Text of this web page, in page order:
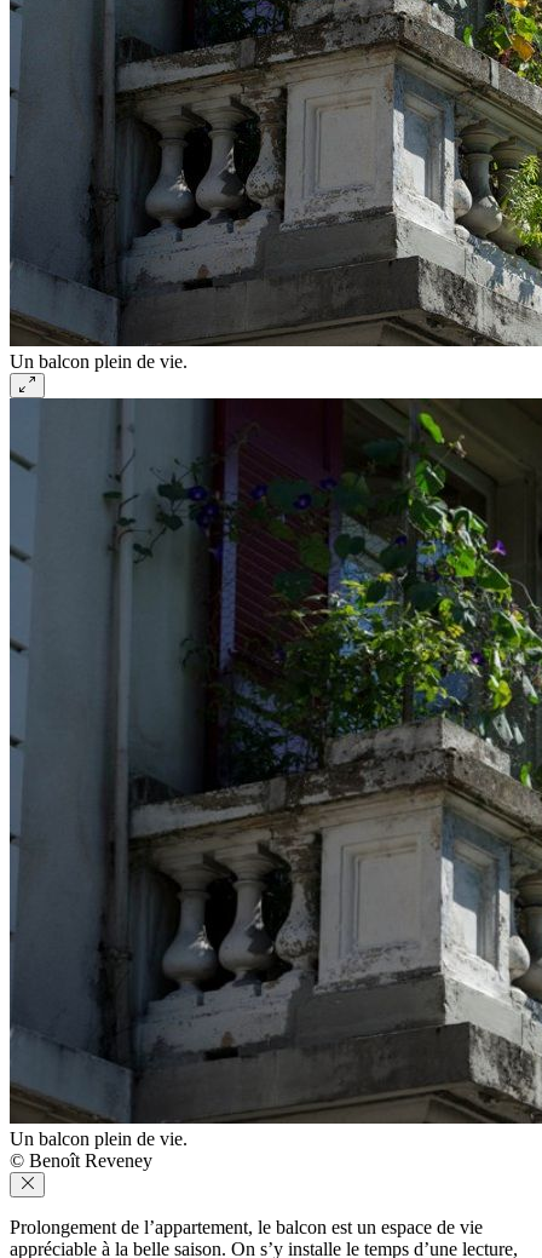
Un balcon plein de vie.
Un balcon plein de vie.
© Benoît Reveney
Prolongement de l’appartement, le balcon est un espace de vie
appréciable à la belle saison. On s’y installe le temps d’une lecture,